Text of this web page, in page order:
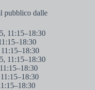
pubblico dalle
11:15–18:30
11:15–18:30